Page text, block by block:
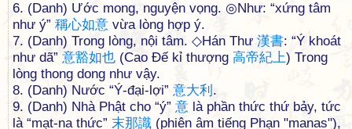
6. (Danh) Ước mong, nguyện vọng. ◎Như: “xứng tâm
như ý” 稱心如意 vừa lòng hợp ý.
7. (Danh) Trong lòng, nội tâm. ◇Hán Thư 漢書: “Ý khoát
như dã” 意豁如也 (Cao Đế kỉ thượng 高帝紀上) Trong
lòng thong dong như vậy.
8. (Danh) Nước “Ý-đại-lợi” 意大利 .
9. (Danh) Nhà Phật cho “ý” 意 là phần thức thứ bảy, tức
là “mạt-na thức” 末那識 (phiên âm tiếng Phạn "manas"),